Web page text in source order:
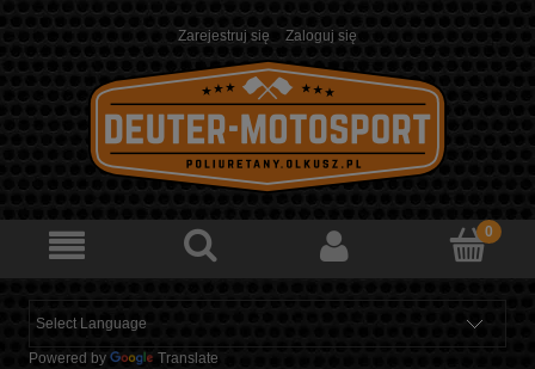
Zarejestruj się Zaloguj się
Powered by Translate